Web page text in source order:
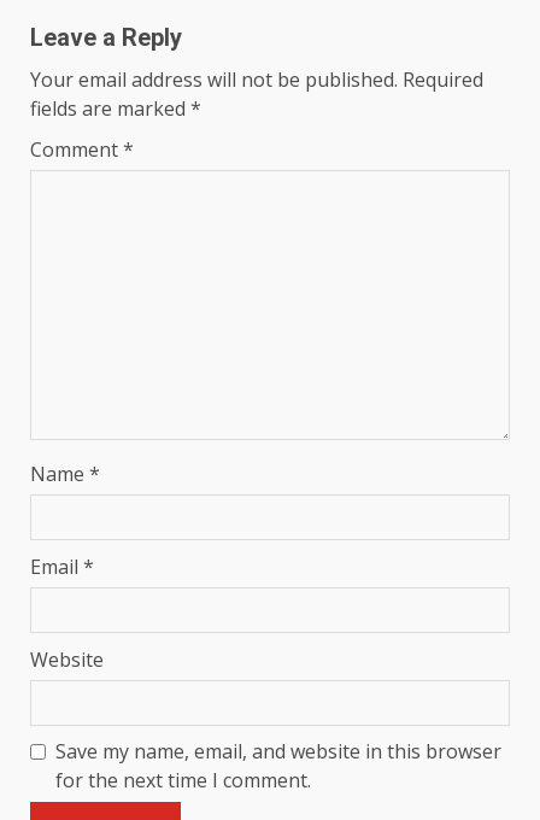
Leave a Reply
Your email address will not be published. Required
fields are marked *
Comment*
Name *
Email *
Website
Save my name, email, and website in this browser
for the next time I comment.